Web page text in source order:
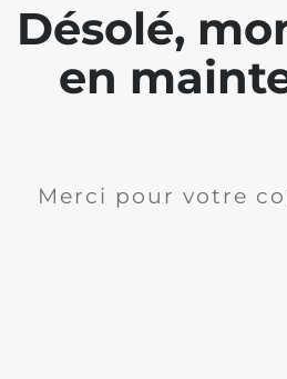
Désolé,
en
Merci pour votre